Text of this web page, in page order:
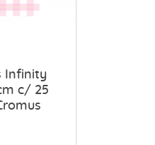
Infinity
c/ 25